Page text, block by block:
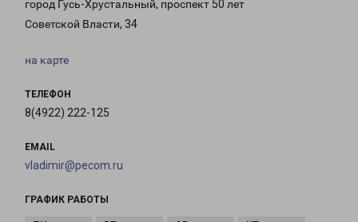
город Гусь-Хрустальный, проспект 50 лет
Советской Власти, 34
на карте
ТЕЛЕФОН
8(4922) 222-125
EMAIL
vladimir@pecom.ru
ГРАФИК РАБОТЫ